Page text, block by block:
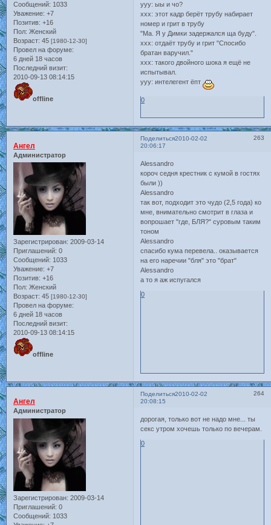
Сообщений: 1033
Уважение: +7
Позитив: +16
Пол: Женский
Возраст: 45 [1980-12-30]
Провел на форуме:
6 дней 18 часов
Последний визит:
2010-09-13 08:14:15
offline
yyy: ыы и чо?
xxx: этот кадр берёт трубу набирает
номер и грит в трубу
"Ма. Я у Димки задержался ща буду".
xxx: отдаёт трубу и грит "Спосибо
братан варучил."
xxx: такого двойного шока я ещё не
испытывал.
yyy: интелегент ёпт
0
Поделиться 263
2010-02-02
20:06:17
Ангел
Администратор
Зарегистрирован: 2009-03-14
Приглашений: 0
Сообщений: 1033
Уважение: +7
Позитив: +16
Пол: Женский
Возраст: 45 [1980-12-30]
Провел на форуме:
6 дней 18 часов
Последний визит:
2010-09-13 08:14:15
offline
Alessandro
короч седня крестник с кумой в гостях
были ))
Alessandro
так вот, подходит это чудо (2,5 года) ко
мне, внимательно смотрит в глаза и
вопрошает "где, БЛЯ?" суровым таким
тоном
Alessandro
спасибо кума перевела.. оказывается
на его наречии "бля" это "брат"
Alessandro
а то я аж испугался
0
Поделиться 264
2010-02-02
20:08:15
Ангел
Администратор
Зарегистрирован: 2009-03-14
Приглашений: 0
Сообщений: 1033
дорогая, только вот не надо мне... ты
секс утром хочешь только по вечерам.
0